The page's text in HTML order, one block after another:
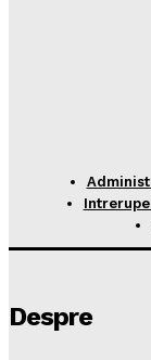
Despre